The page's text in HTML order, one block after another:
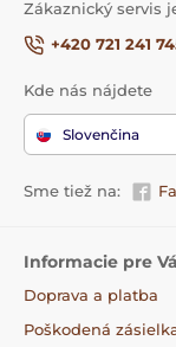
Čo vás táto
Vďaka
svoju
ako to
Rozvíja
Rozvíja
Dieťa
Zákaznický servis
+420 721 241
Kde nás nájdete
Slovenčina
Sme tiež na:
Informacie pre
Doprava a platba
Poškodená